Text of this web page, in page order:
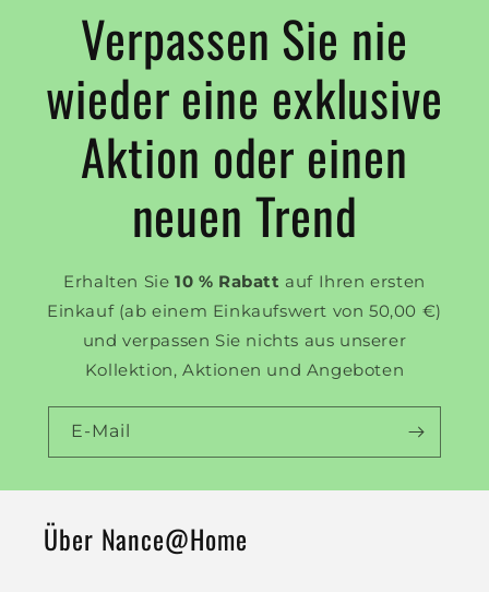
Verpassen Sie nie
wieder eine exklusive
Aktion oder einen
neuen Trend
Erhalten Sie 10 % Rabatt auf Ihren ersten
Einkauf (ab einem Einkaufswert von 50,00 €)
und verpassen Sie nichts aus unserer
Kollektion, Aktionen und Angeboten
E-Mail
Über Nance@Home